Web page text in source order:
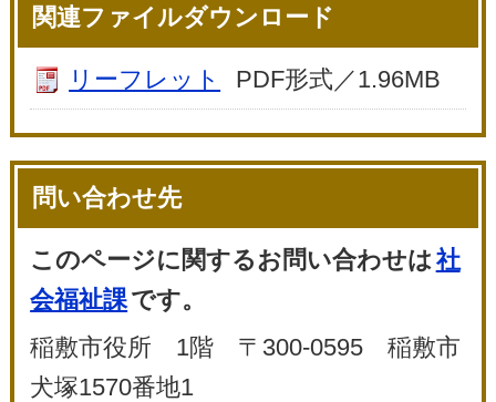
関連ファイルダウンロード
リーフレット PDF形式／1.96MB
問い合わせ先
このページに関するお問い合わせは 社
会福祉課です。
稲敷市役所 1階 〒300-0595 稲敷市
犬塚1570番地1